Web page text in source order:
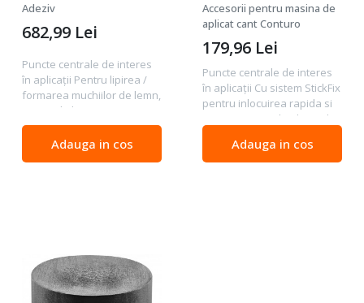
Adeziv
Puncte centrale de interes
în aplicaţii Pentru lipirea /
formarea muchiilor de lemn,
material plastic sau
materiale stratificate la
diferite materiale din plăci în
construcţia de mobilă
682,99 Lei
Adauga in cos
Accesorii pentru masina de
aplicat cant Conturo
Puncte centrale de interes
în aplicaţii Cu sistem StickFix
pentru inlocuirea rapida si
usoara a stratului de pasla
sabotul de protectie
impotriva zgarieturilor LAS-
179,96 Lei
Adauga in cos